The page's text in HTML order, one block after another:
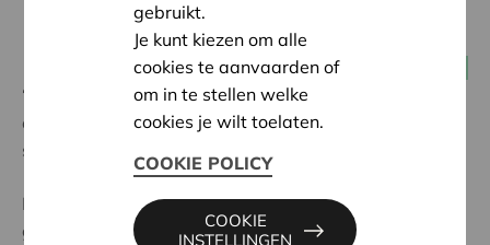
13 augustus 2021 Producenten coöperaties
“Een fusie tussen Coöperatie Hoogstraten, REO veiling
en BelOrta? Als de tijd rijp is, zullen wij misschien die
stap zetten”.
In een uitgebreid interview doorgroetennieuws.nl
gaat Phillipe Appeltans, ceo van BelOrta in op de
gebruikt.
Je kunt kiezen om alle
cookies te aanvaarden of
om in te stellen welke
cookies je wilt toelaten.
COOKIE POLICY
COOKIE
INSTELLINGEN